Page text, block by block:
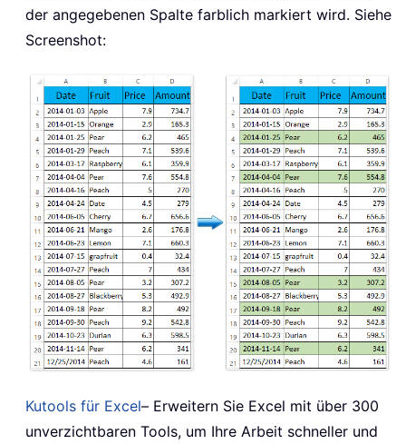
der angegebenen Spalte farblich markiert wird. Siehe
Screenshot:
Kutools für Excel– Erweitern Sie Excel mit über 300
unverzichtbaren Tools, um Ihre Arbeit schneller und